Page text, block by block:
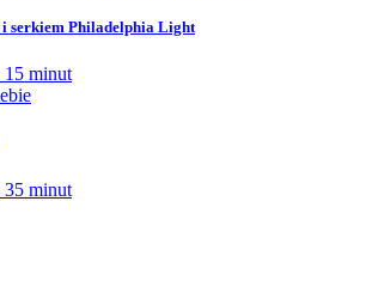
i serkiem Philadelphia Light
15 minut
35 minut